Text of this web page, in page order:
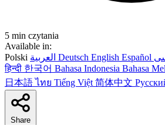
5 min czytania
Available in:
Polski
Deutsch English Español
हिन्दी 한국어 Bahasa Indonesia Bahasa
日本語ไทย Tiếng Việt 简体中文
Share